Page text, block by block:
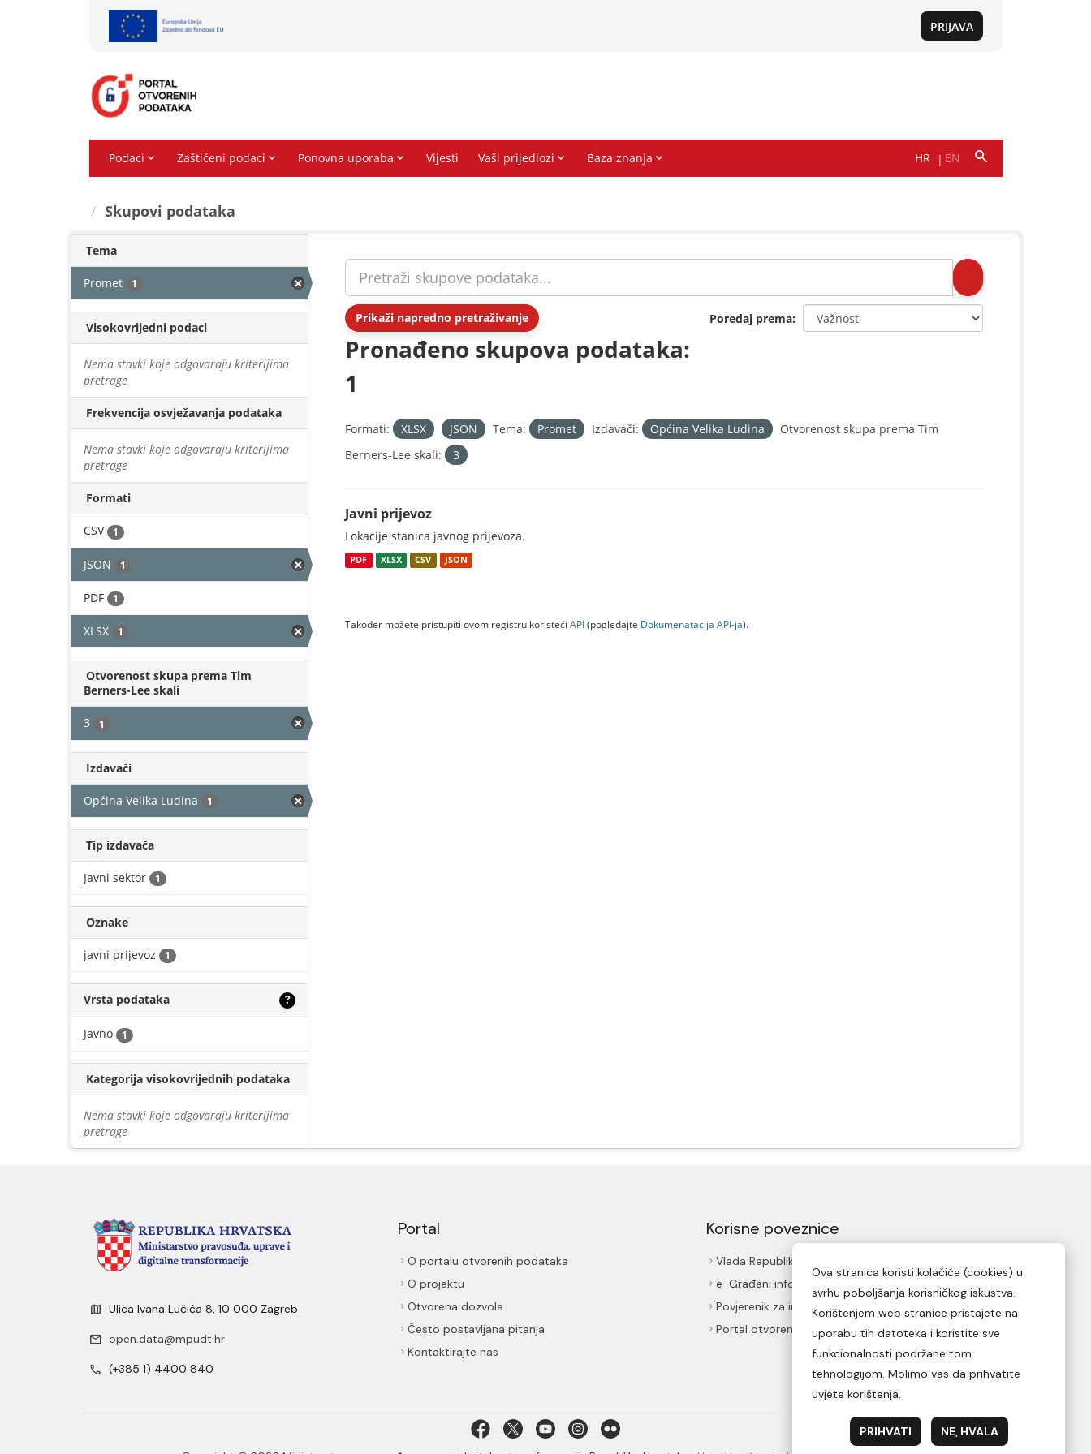
Skupovi podаtаkа
Tema
Promet 1
Visokovrijedni podaci
Nema stavki koje odgovaraju kriterijima
pretrage
Frekvencija osvježavanja podataka
Nema stavki koje odgovaraju kriterijima
pretrage
Formati
CSV 1
JSON 1
PDF 1
XLSX 1
Otvorenost skupa prema Tim
Berners-Lee skali
3 1
Izdavači
Općina Velika Ludina 1
Tip izdavača
Javni sektor 1
Oznake
javni prijevoz 1
Vrsta podataka ?
Javno 1
Kategorija visokovrijednih podataka
Nema stavki koje odgovaraju kriterijima
pretrage
Prikaži napredno pretraživanje Poredaj prema
Pronađeno skupova podataka:
1
Formati: XLSX JSON Tema: Promet Izdavači: Općina Velika Ludina
Otvorenost skupa prema Tim
Berners-Lee skali:
3
Javni prijevoz
Lokacije stanica javnog prijevoza.
PDF XLSX CSV JSON
Također možete pristupiti ovom registru koristeći API(pogledajte Dokumenаtаcijа API-jа).